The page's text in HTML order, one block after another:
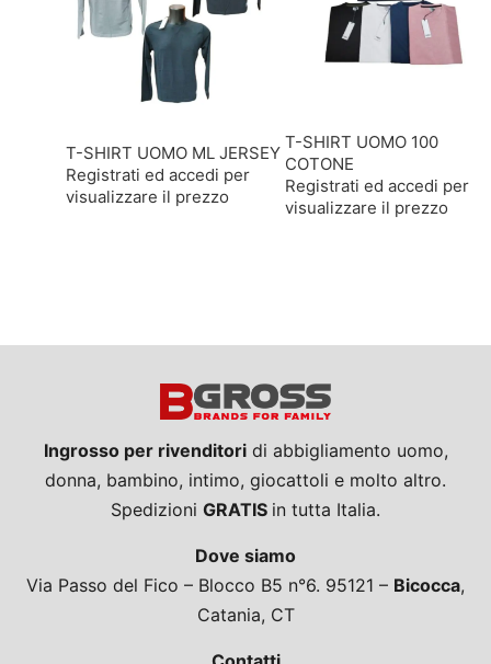
T-SHIRT UOMO ML JERSEY
Registrati ed accedi per
visualizzare il prezzo
T-SHIRT UOMO 100
COTONE
Registrati ed accedi per
visualizzare il prezzo
Ingrosso per rivenditoridi abbigliamento uomo,
donna, bambino, intimo, giocattoli e molto altro.
Spedizioni GRATIS in tutta Italia.
Dove siamo
Via Passo del Fico – Blocco B5 n°6. 95121 – Bicocca,
Catania, CT